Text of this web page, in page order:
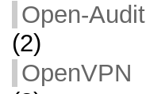
Open-Audit
(2)
OpenVPN